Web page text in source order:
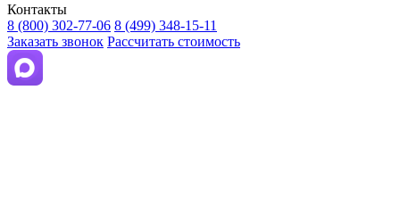
Контакты
8 (800) 302-77-06 8 (499) 348-15-11
Заказать звонок Рассчитать стоимость